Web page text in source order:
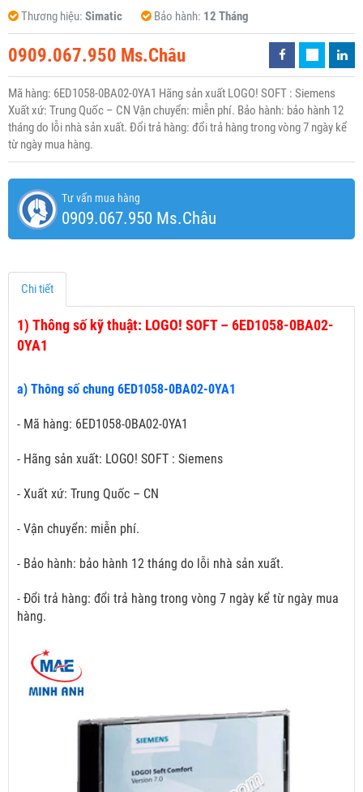
Thương hiệu: Simatic Bảo hành: 12 Tháng
0909.067.950 Ms.Châu
Mã hàng: 6ED1058-0BA02-0YA1 Hãng sản xuất LOGO! SOFT : Siemens
Xuất xứ: Trung Quốc – CN Vận chuyển: miễn phí. Bảo hành: bảo hành 12
tháng do lỗi nhà sản xuất. Đổi trả hàng: đổi trả hàng trong vòng 7 ngày kể
từ ngày mua hàng.
Tư vấn mua hàng
0909.067.950 Ms.Châu
Chi tiết
1) Thông số kỹ thuật: LOGO! SOFT – 6ED1058-0BA02-
0YA1
a) Thông số chung 6ED1058-0BA02-0YA1
- Mã hàng: 6ED1058-0BA02-0YA1
- Hãng sản xuất: LOGO! SOFT : Siemens
- Xuất xứ: Trung Quốc – CN
- Vận chuyển: miễn phí.
- Bảo hành: bảo hành 12 tháng do lỗi nhà sản xuất.
- Đổi trả hàng: đổi trả hàng trong vòng 7 ngày kể từ ngày mua
hàng.